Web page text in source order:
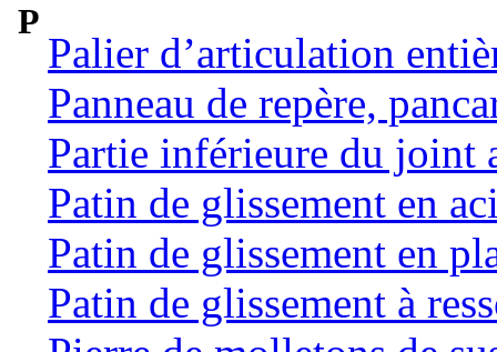
P
Palier d’articulation
Panneau de repère,
Partie inférieure du joint
Patin de glissement en
Patin de glissement en
Patin de glissement à